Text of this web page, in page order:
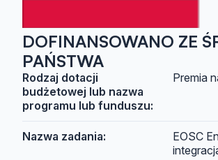
DOFINANSOWANO ZE
PAŃSTWA
Rodzaj dotacji
budżetowej lub nazwa
programu lub funduszu:
Premia
Nazwa zadania:
EOSC